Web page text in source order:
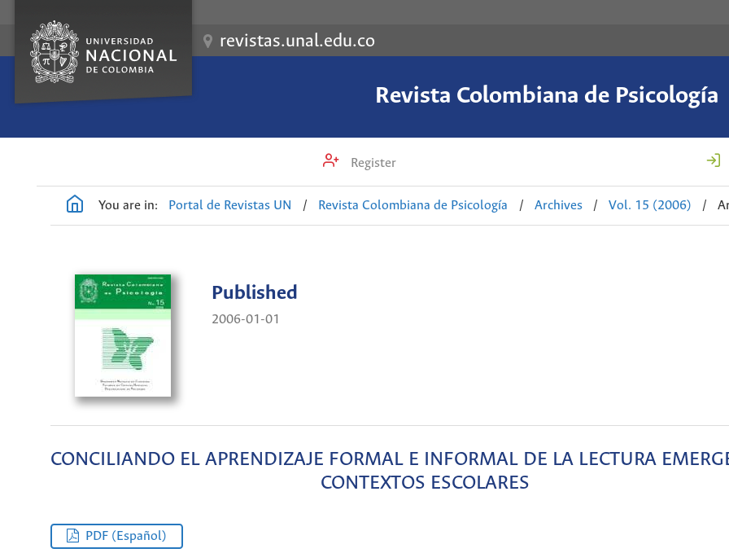
revistas.unal.edu.co
Revista Colombiana de Psicología
Register
You are in: Portal de Revistas UN / Revista Colombiana de Psicología / Archives / Vol. 15 (2006) /
Published
2006-01-01
CONCILIANDO EL APRENDIZAJE FORMAL E INFORMAL DE LA LECTURA
CONTEXTOS ESCOLARES
PDF (Español)